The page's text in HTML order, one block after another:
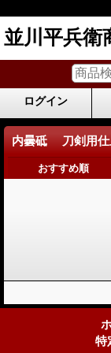
並川平兵衛
ログイン
内曇砥 刀剣用仕
おすすめ順
特